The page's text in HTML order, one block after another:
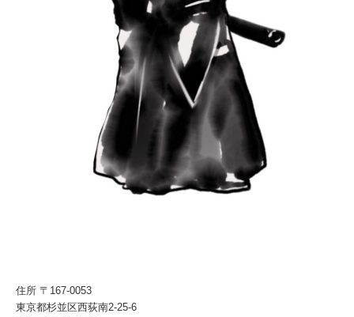
住所 〒167-0053
東京都杉並区西荻南2-25-6